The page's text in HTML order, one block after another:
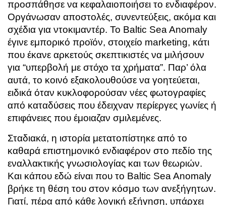
προσπάθησε να κεφαλαιοποιήσει το ενδιαφέρον.
Οργάνωσαν αποστολές, συνεντεύξεις, ακόμα και
σχέδια για ντοκιμαντέρ. Το Baltic Sea Anomaly
έγινε εμπορικό προϊόν, στοιχείο marketing, κάτι
που έκανε αρκετούς σκεπτικιστές να μιλήσουν
για “υπερβολή με στόχο τα χρήματα”. Παρ’ όλα
αυτά, το κοινό εξακολουθούσε να γοητεύεται,
ειδικά όταν κυκλοφορούσαν νέες φωτογραφίες
από καταδύσεις που έδειχναν περίεργες γωνίες ή
επιφάνειες που έμοιαζαν σμιλεμένες.
Σταδιακά, η ιστορία μετατοπίστηκε από το
καθαρά επιστημονικό ενδιαφέρον στο πεδίο της
εναλλακτικής γνωσιολογίας και των θεωριών.
Και κάπου εδώ είναι που το Baltic Sea Anomaly
βρήκε τη θέση του στον κόσμο των ανεξήγητων.
Γιατί, πέρα από κάθε λογική εξήγηση, υπάρχει